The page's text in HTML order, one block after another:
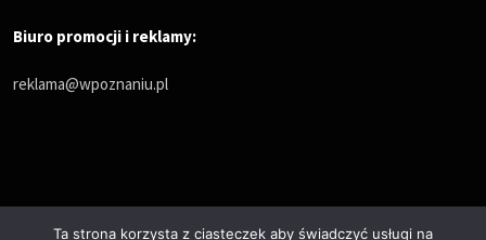
Biuro promocji i reklamy:
reklama@wpoznaniu.pl
Ta strona korzysta z ciasteczek aby świadczyć usługi na